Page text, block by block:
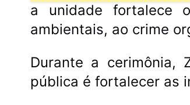
a unidade fortalece
ambientais, ao crime
Durante a cerimônia,
pública é fortalecer as